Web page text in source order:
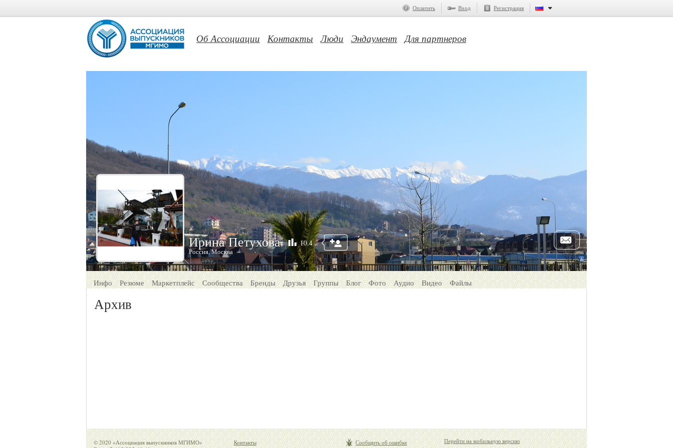
Оплатить Вход Регистрация
Об Ассоциации Контакты Люди Эндаумент Для партнеров
Ирина Петухова
Россия, Москва
10.4
Инфо Резюме Маркетплейс Сообщества Бренды Друзья Группы Блог Фото Аудио Видео Файлы
Архив
© 2020 «Ассоциация выпускников МГИМО»
Контакты Сообщить об ошибке Перейти на мобильную версию